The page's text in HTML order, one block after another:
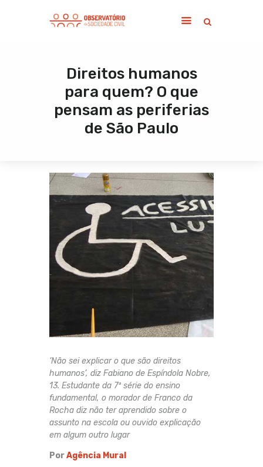
Direitos humanos
para quem? O que
pensam as periferias
de São Paulo
Home
Sobre
Notícias
Publicações
‘Não sei explicar o que são direitos
humanos’, diz Fabiano de Espíndola Nobre,
13. Estudante da 7ª série do ensino
fundamental, o morador de Franco da
Rocha diz não ter aprendido sobre o
assunto na escola ou ouvido explicação
em algum outro lugar
PorAgência Mural